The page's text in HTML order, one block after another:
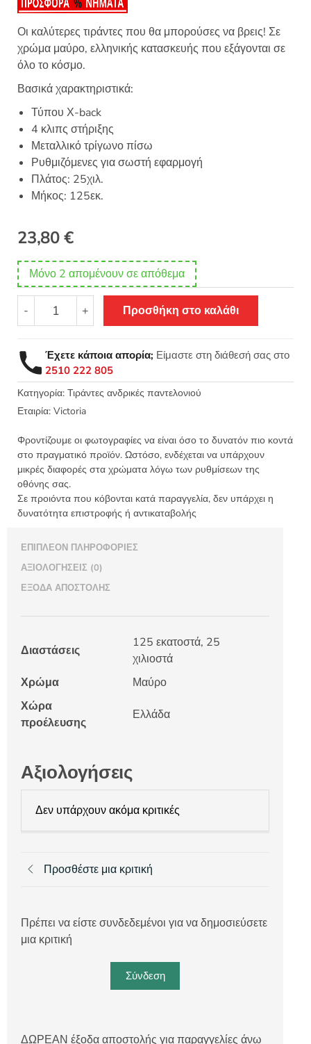
Οι καλύτερες τιράντες που θα μπορούσες να βρεις! Σε
χρώμα μαύρο, ελληνικής κατασκευής που εξάγονται σε
όλο το κόσμο.
Βασικά χαρακτηριστικά:
Τύπου Χ-back
4 κλιπς στήριξης
Μεταλλικό τρίγωνο πίσω
Ρυθμιζόμενες για σωστή εφαρμογή
Πλάτος: 25χιλ.
Μήκος: 125εκ.
23,80€
Μόνο 2 απομένουν σε απόθεμα
-
Τιράντες
παντελονιού
Ελληνικές
25mm
Μαύρο
ποσότητα
+ Προσθήκη στο καλάθι
Έχετε κάποια απορία; Είμαστε στη διάθεσή σας στο
2510 222 805
Κατηγορία: Τιράντες ανδρικές παντελονιού
Εταιρία: Victoria
Φροντίζουμε οι φωτογραφίες να είναι όσο το δυνατόν πιο κοντά
στο πραγματικό προϊόν. Ωστόσο, ενδέχεται να υπάρχουν
μικρές διαφορές στα χρώματα λόγω των ρυθμίσεων της
οθόνης σας.
Σε προιόντα που κόβονται κατά παραγγελία, δεν υπάρχει η
δυνατότητα επιστροφής ή αντικαταβολής
ΕΠΙΠΛΈΟΝ ΠΛΗΡΟΦΟΡΊΕΣ
ΑΞΙΟΛΟΓΉΣΕΙΣ (0)
ΈΞΟΔΑ ΑΠΟΣΤΟΛΉΣ
Διαστάσεις
125 εκατοστά, 25
χιλιοστά
Χρώμα
Μαύρο
Χώρα
προέλευσης
Ελλάδα
Αξιολογήσεις
Δεν υπάρχουν ακόμα κριτικές
Προσθέστε μια κριτική
Πρέπει να είστε συνδεδεμένοι για να δημοσιεύσετε
μια κριτική
Σύνδεση
ΔΩΡΕΑΝ έξοδα αποστολής για παραγγελίες άνω